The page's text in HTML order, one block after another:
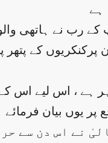
کے پتھر
ہے ، اس لیے